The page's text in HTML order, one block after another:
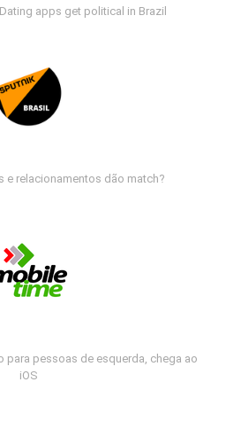
apps get political in Brazil
e relacionamentos dão match?
para pessoas de esquerda, chega ao
iOS